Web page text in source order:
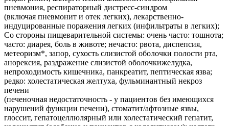
пневмония, респираторный дистресс-синдром
(включая пневмонит и отек легких), лекарственно-
индуцированные поражения легких (инфильтраты в легких);
Со стороны пищеварительной системы: очень часто: тошнота;
часто: диарея, боль в животе; нечасто: рвота, диспепсия,
метеоризм*, запор, сухость слизистой оболочки полости рта,
анорексия, раздражение слизистой оболочкижелудка,
непроходимость кишечника, панкреатит, пептическая язва;
редко: холестатическая желтуха, фульминантный некроз
печени
(печеночная недостаточность - у пациентов без имеющихся
нарушений функции печени), стоматит/афтозные язвы,
глоссит, гепатоцеллюлярный или холестатический гепатит,